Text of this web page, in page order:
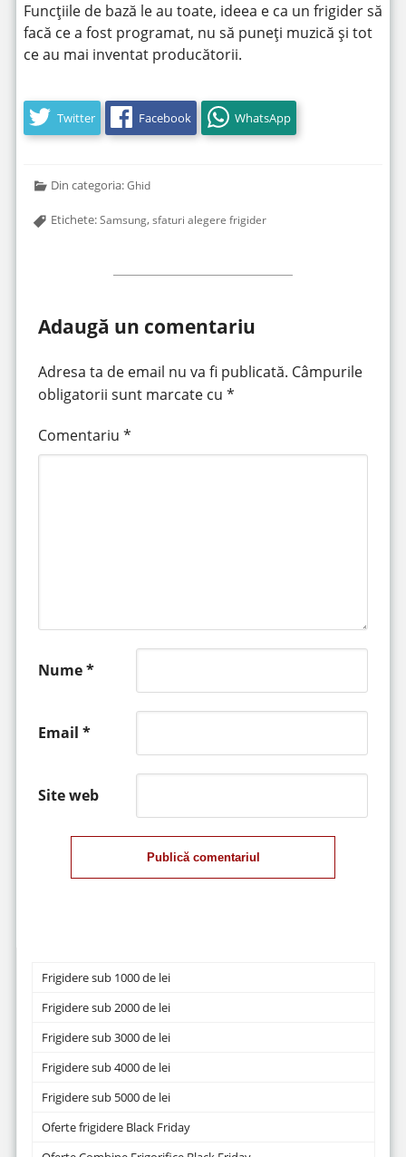
Funcțiile de bază le au toate, ideea e ca un frigider să
facă ce a fost programat, nu să puneți muzică și tot
ce au mai inventat producătorii.
Twitter Facebook WhatsApp
Din categoria:Ghid
Etichete:Samsung,sfaturi alegere frigider
Adaugă un comentariu
Adresa ta de email nu va fi publicată. Câmpurile
obligatorii sunt marcate cu *
Comentariu *
Nume*
Email *
Site web
Publică comentariul
Frigidere sub 1000 de lei
Frigidere sub 2000 de lei
Frigidere sub 3000 de lei
Frigidere sub 4000 de lei
Frigidere sub 5000 de lei
Oferte frigidere Black Friday